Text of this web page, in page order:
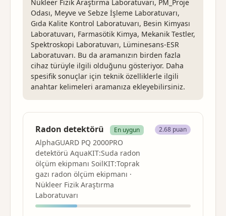
Nükleer Fizik Araştırma Laboratuvarı, PM_Proje
Odası, Meyve ve Sebze İşleme Laboratuvarı,
Gıda Kalite Kontrol Laboratuvarı, Besin Kimyası
Laboratuvarı, Farmasötik Kimya, Mekanik Testler,
Spektroskopi Laboratuvarı, Lüminesans-ESR
Laboratuvarı. Bu da aramanızın birden fazla
cihaz türüyle ilgili olduğunu gösteriyor. Daha
spesifik sonuçlar için teknik özelliklerle ilgili
anahtar kelimeleri aramanıza ekleyebilirsiniz.
Radon detektörü En uygun
AlphaGUARD PQ 2000PRO
detektörü AquaKIT:Suda radon
ölçüm ekipmanı SoilKIT:Toprak
gazı radon ölçüm ekipmanı ·
Nükleer Fizik Araştırma
Laboratuvarı
2.68 puan